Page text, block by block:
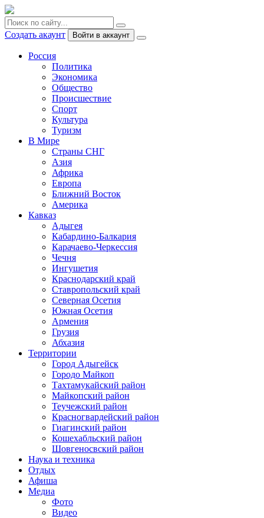
Создать акаунт Войти в аккаунт
Россия
Политика
Экономика
Общество
Происшествие
Спорт
Культура
Туризм
В Мире
Страны СНГ
Азия
Африка
Европа
Ближний Восток
Америка
Кавказ
Адыгея
Кабардино-Балкария
Карачаево-Черкессия
Чечня
Ингушетия
Краснодарский край
Ставропольский край
Северная Осетия
Южная Осетия
Армения
Грузия
Абхазия
Территории
Город Адыгейск
Городо Майкоп
Тахтамукайский район
Майкопский район
Теучежский район
Красногвардейский район
Гиагинский район
Кошехабльский район
Шовгеносвский район
Наука и техника
Отдых
Афиша
Медиа
Фото
Видео